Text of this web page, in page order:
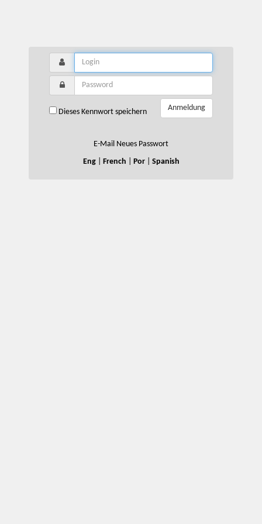
Anmeldung
Dieses Kennwort speichern
E-Mail Neues Passwort
Eng| French Por| Spanish